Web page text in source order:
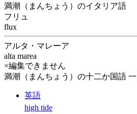
満潮（まんちょう）のイタリア語
フリュ
flux
アルタ・マレーア
alta marea
×編集できません
満潮（まんちょう）の十二か国語
英語
high tide